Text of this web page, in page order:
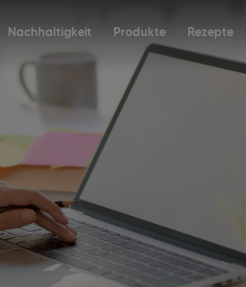
Nachhaltigkeit Produkte Rezepte